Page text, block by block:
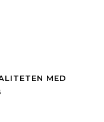
MED